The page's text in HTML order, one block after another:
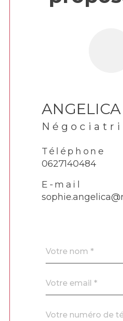
Téléphone
0627140484
E-mail
par
*
*
*